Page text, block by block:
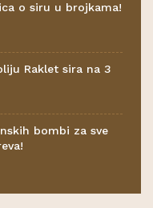
o siru u brojkama!
Raklet sira na 3
bombi za sve